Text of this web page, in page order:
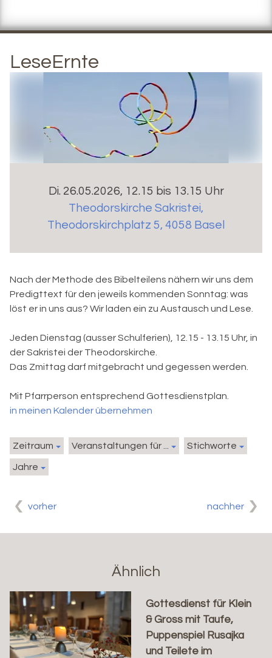
LeseErnte
Di. 26.05.2026, 12.15 bis 13.15 Uhr
Theodorskirche Sakristei,
Theodorskirchplatz 5, 4058 Basel
Nach der Methode des Bibelteilens nähern wir uns dem
Predigttext für den jeweils kommenden Sonntag: was
löst er in uns aus? Wir laden ein zu Austausch und Lese.
Jeden Dienstag (ausser Schulferien), 12.15 - 13.15 Uhr, in
der Sakristei der Theodorskirche.
Das Zmittag darf mitgebracht und gegessen werden.
Mit Pfarrperson entsprechend Gottesdienstplan.
in meinen Kalender übernehmen
Zeitraum Veranstaltungen für ... Stichworte
Jahre
vorher nachher
Ähnlich
Gottesdienst für Klein
& Gross mit Taufe,
Puppenspiel Rusajka
und Teilete im